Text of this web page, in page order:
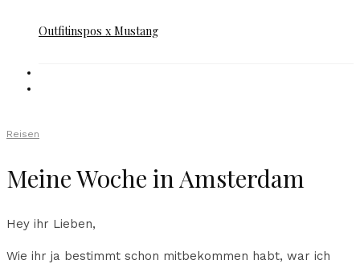
Outfitinspos x Mustang
Reisen
Meine Woche in Amsterdam
Hey ihr Lieben,
Wie ihr ja bestimmt schon mitbekommen habt, war ich